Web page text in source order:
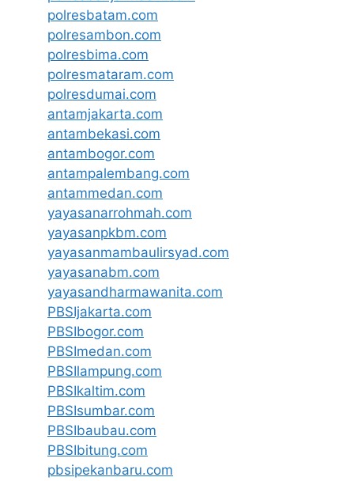
polresbatam.com
polresambon.com
polresbima.com
polresmataram.com
polresdumai.com
antamjakarta.com
antambekasi.com
antambogor.com
antampalembang.com
antammedan.com
yayasanarrohmah.com
yayasanpkbm.com
yayasanmambaulirsyad.com
yayasanabm.com
yayasandharmawanita.com
PBSIjakarta.com
PBSIbogor.com
PBSImedan.com
PBSIlampung.com
PBSIkaltim.com
PBSIsumbar.com
PBSIbaubau.com
PBSIbitung.com
pbsipekanbaru.com